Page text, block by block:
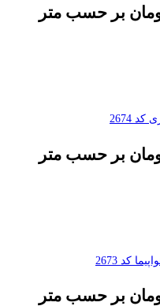
بر حسب متر
2674
بر حسب متر
کد 2673
بر حسب متر